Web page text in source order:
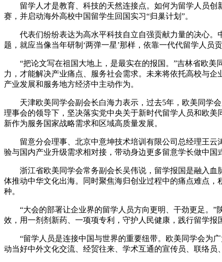
留学人才是教育、科技的天然连接点。如何为留学人员创
赛，并启动海外高校中国留学生回国实习“归巢计划”。
代表们纷纷表达为高水平科技自立自强贡献力量的决心。
题，就应当像当年研制‘两弹一星’那样，依靠一代代留学人员
“把论文写在祖国大地上，是最实在的报国。”吉林省欧美
力，才能解决产业痛点、服务社会需求。未来将依托高校与
产业发展和服务地方经济中主动作为。
天津欧美同学会副会长白海力表示，过去5年，欧美同学会
理事会的领导下，坚决落实党中央关于新时代留学人员和欧
新作为服务国家战略需求和区域高质量发展。
留意分会理事、北京中意坤技术培训有限公司总经理王云
验与国内产业升级需求相对接，带动身边更多留意学长做中国
浙江省欧美同学会常务副会长吴伟说，留学报国是融入血
体推动中华文化出海。同时聚焦海归创业过程中的痛点难点
种。
“大会的部署让企业界的留学人员方向更明、干劲更足。”
效，用一剂剂新药、一项项专利，守护人民健康，践行留学报
“留学人员是连接中国与世界的重要纽带。欧美同学会为广
动当好中外文化交流、经贸往来、学术互通的宣传员、联络员